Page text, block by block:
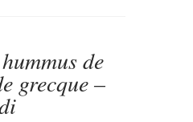
de
grecque –